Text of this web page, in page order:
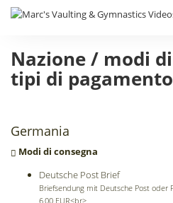
Nazione / modi
tipi di pagamento
Germania
Modi di consegna
Deutsche Post Brief
Briefsendung mit Deutsche Post oder
6,00 EUR<br>